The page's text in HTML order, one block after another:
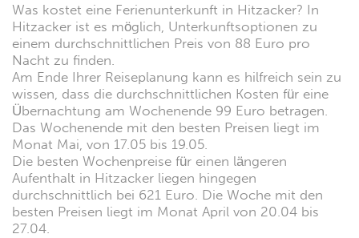
Was kostet eine Ferienunterkunft in Hitzacker? In
Hitzacker ist es möglich, Unterkunftsoptionen zu
einem durchschnittlichen Preis von 88 Euro pro
Nacht zu finden.
Am Ende Ihrer Reiseplanung kann es hilfreich sein zu
wissen, dass die durchschnittlichen Kosten für eine
Übernachtung am Wochenende 99 Euro betragen.
Das Wochenende mit den besten Preisen liegt im
Monat Mai, von 17.05 bis 19.05.
Die besten Wochenpreise für einen längeren
Aufenthalt in Hitzacker liegen hingegen
durchschnittlich bei 621 Euro. Die Woche mit den
besten Preisen liegt im Monat April von 20.04 bis
27.04.